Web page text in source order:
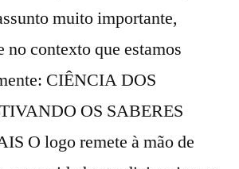
muito importante,
contexto que estamos
CIÊNCIA DOS
OS SABERES
O logo remete à mão de